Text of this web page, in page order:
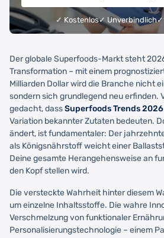
✓ Kostenlos✓ Unverbindlich✓
Der globale Superfoods-Markt steht
Transformation – mit einem
Milliarden Dollar wird die Branche nicht
sondern sich grundlegend neu erfinden.
gedacht, dassSuperfoods Trends 2026
Variation bekannter Zutaten bedeuten.
ändert, ist fundamentaler: Der
als Königsnährstoff weicht einer
Deine gesamte Herangehensweise an
den Kopf stellen wird.
Die versteckte Wahrheit hinter diesem
um einzelne Inhaltsstoffe. Die wahre
Verschmelzung von funktionaler
Personalisierungstechnologie – einem